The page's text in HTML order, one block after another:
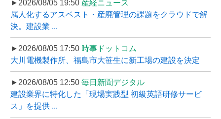
►2026/08/05 19:50 産経ニュース
属人化するアスベスト・産廃管理の課題をクラウドで解
決。建設業 ...
►2026/08/05 17:50 時事ドットコム
大川電機製作所、福島市大笹生に新工場の建設を決定
►2026/08/05 12:50 毎日新聞デジタル
建設業界に特化した「現場実践型 初級英語研修サービ
ス」を提供 ...